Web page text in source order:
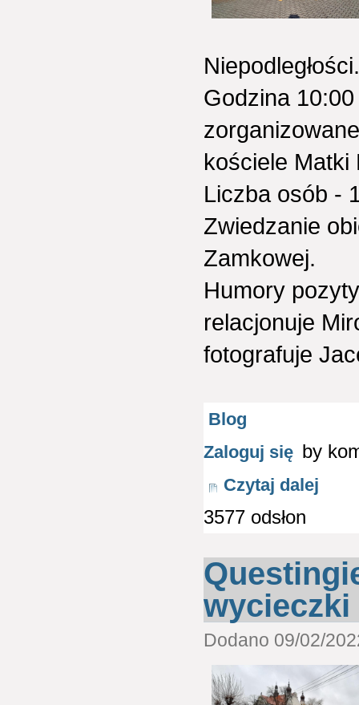
Niepodległości.
Godzina
kościele Matki
Liczba osób -
Zwiedzanie
Zamkowej.
Humory
relacjonuje
fotografuje
Blog
Zaloguj się by
Czytaj dalej
3577 odsłon
wycieczki
Dodano 09/02/